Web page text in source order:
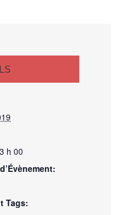
h 00
Tags: